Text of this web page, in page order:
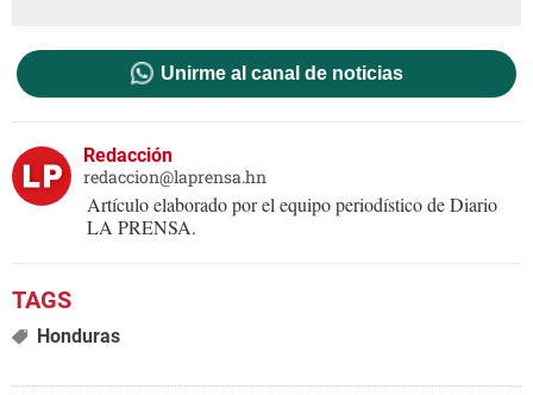
Unirme al canal de noticias
Redacción
redaccion@laprensa.hn
Artículo elaborado por el equipo periodístico de Diario
LA PRENSA.
Honduras